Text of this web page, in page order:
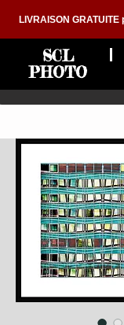
LIVRAISON
SCL
PHOTO